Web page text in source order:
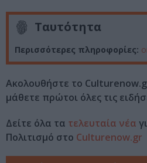
Ταυτότητα
Περισσότερες πληροφορίες:
Ακολουθήστε το
μάθετε πρώτοι όλες τις
Δείτε όλα τα τελευταία νέα
Πολιτισμό στο Culturenow.gr